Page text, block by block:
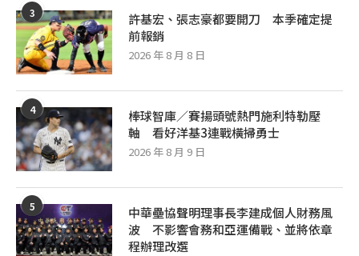
3
許基宏、張志豪都要開刀 本季確定提
前報銷
2026 年 8 月 8 日
4
棒球智庫／賽揚頭號熱門施利特勒壓
軸 看好洋基3連戰橫掃勇士
2026 年 8 月 9 日
5
中華壘協聲明理事長李建成個人財務風
波 不影響會務和亞運備戰、並將依章
程辦理改選